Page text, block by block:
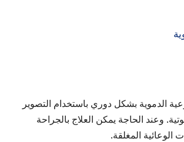
الدموية بشكل دوري باستخدام التصوير
وعند الحاجة يمكن العلاج بالجراحة
الوعائية المغلقة.